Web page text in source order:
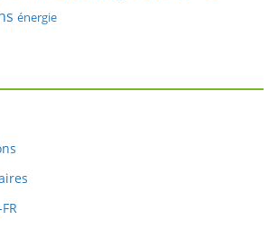
énergie